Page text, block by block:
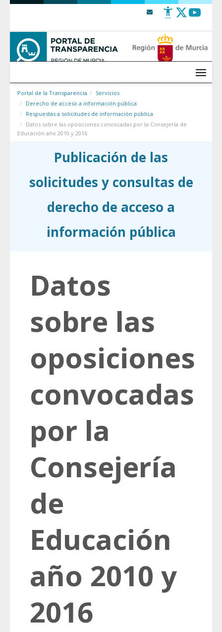
Saltar al contenido
Menú
Portal de la Transparencia
Servicios
Derecho de acceso a información pública
Respuestas a solicitudes de información pública
Datos sobre las oposiciones convocadas por la Consejería de
Educación año 2010 y 2016
Publicación de las
solicitudes y consultas de
derecho de acceso a
información pública
Datos
sobre las
oposiciones
convocadas
por la
Consejería
de
Educación
año 2010 y
2016